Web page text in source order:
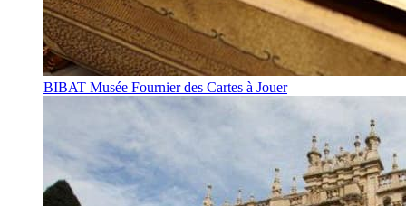
BIBAT Musée Fournier des Cartes à Jouer